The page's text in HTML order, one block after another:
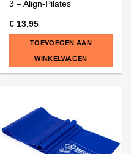
3 – Align-Pilates
€13,95
TOEVOEGEN AAN
WINKELWAGEN